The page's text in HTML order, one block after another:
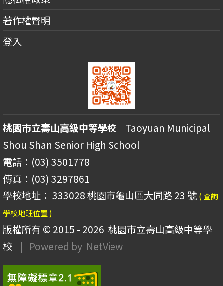
著作權聲明
登入
桃園市立壽山高級中等學校 Taoyuan Municipal
Shou Shan Senior High School
電話：(03) 3501778
傳真：(03) 3297861
學校地址： 333028 桃園市龜山區大同路 23 號 ( 查詢
學校地理位置 )
版權所有 © 2015 - 2026 桃園市立壽山高級中等學
校
| Powered by NetView